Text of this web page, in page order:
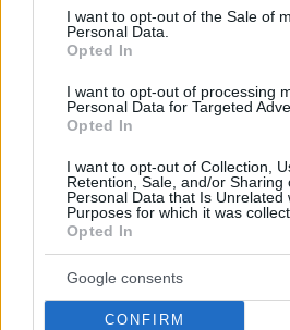
consent section.
I want to opt-out of the Sale of
Personal Data.
Opted In
I want to opt-out of processing
Personal Data for Targeted
Opted In
I want to opt-out of Collection,
Retention, Sale, and/or Sharing
Personal Data that Is Unrelated
Purposes for which it was
Opted In
Google consents
CONFIRM
PRAKTIKUS LAKBERENDEZÉSI
5 látványos hálószobai
amelyet később könnyű